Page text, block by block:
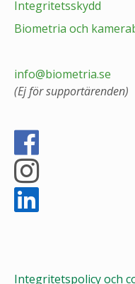
Integritetsskydd
Biometria och
info@biometria.se
(Ej för supportärenden)
Integritetspolicy och